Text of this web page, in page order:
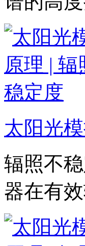
太阳光
辐照不
器在有